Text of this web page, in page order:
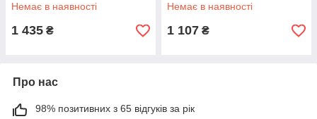
Немає в наявності
1 435 ₴
Немає в наявності
1 107 ₴
Про нас
98% позитивних з 65 відгуків за рік